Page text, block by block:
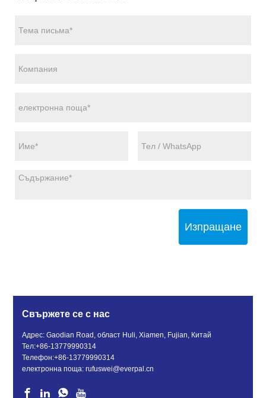
Изпращане
Свържете се с нас
Адрес: Gaodian Road, област Huli, Xiamen, Fujian, Китай
Тел:+86-13779990314
Телефон:+86-13779990314
електронна поща:rufuswei@everpal.cn